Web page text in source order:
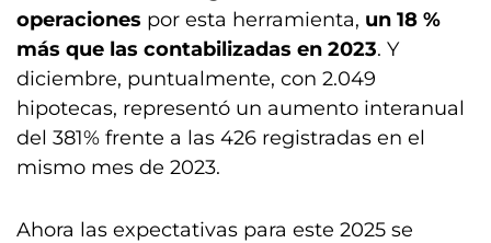
operaciones por esta herramienta, un 18 %
más que las contabilizadas en 2023. Y
diciembre, puntualmente, con 2.049
hipotecas, representó un aumento interanual
del 381% frente a las 426 registradas en el
mismo mes de 2023.
Ahora las expectativas para este 2025 se